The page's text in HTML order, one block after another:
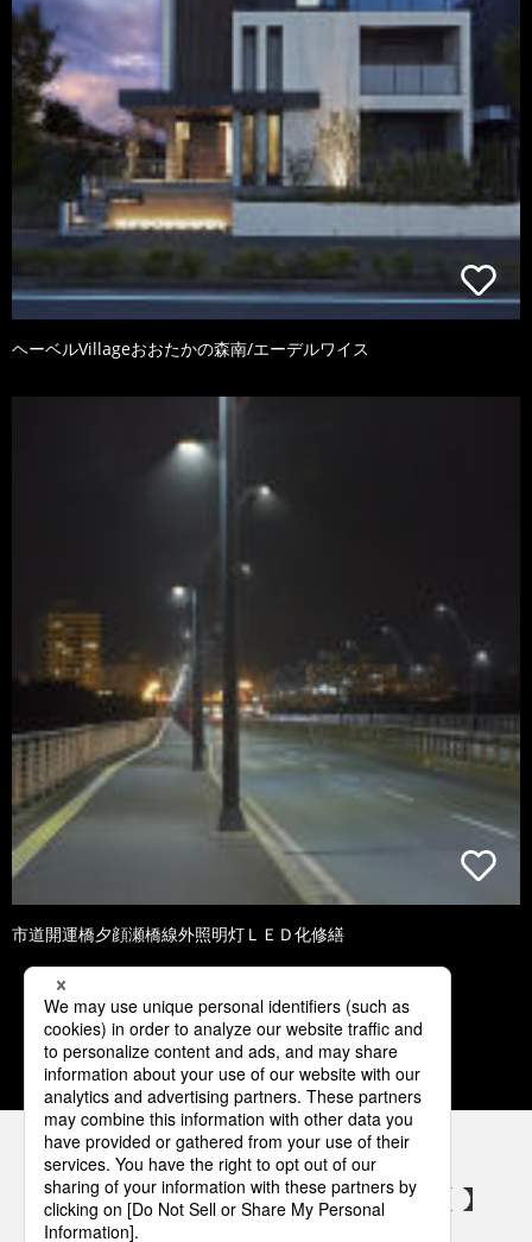
ヘーベルVillageおおたかの森南/エーデルワイス
市道開運橋夕顔瀬橋線外照明灯ＬＥＤ化修繕
1 2 3 4 5
パナソニックの電気設備 SNSアカウント